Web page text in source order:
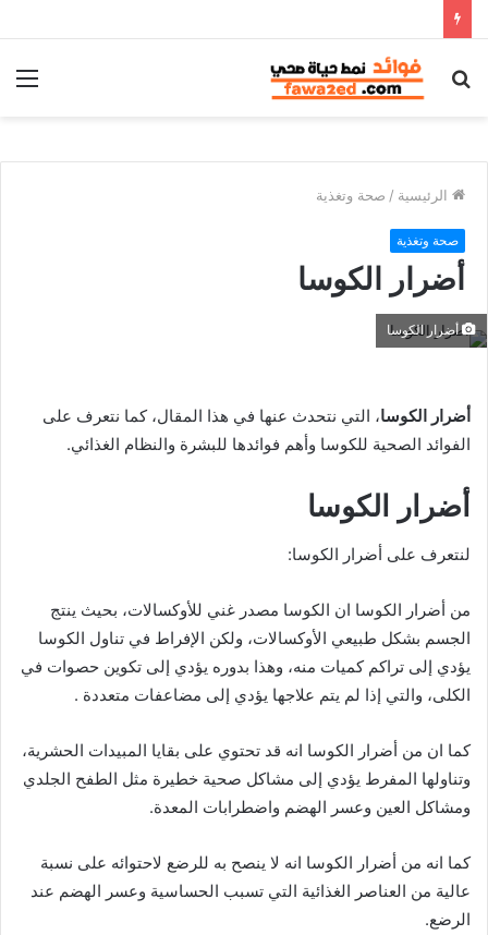
بحث
الرئيسية / صحة وتغذية
صحة وتغذية
أضرار الكوسا
أضرار الكوسا
أضرار الكوسا، التي نتحدث عنها في هذا المقال، كما نتعرف على
الفوائد الصحية للكوسا وأهم فوائدها للبشرة والنظام الغذائي.
أضرار الكوسا
لنتعرف على أضرار الكوسا:
من أضرار الكوسا ان الكوسا مصدر غني للأوكسالات، بحيث ينتج
الجسم بشكل طبيعي الأوكسالات، ولكن الإفراط في تناول الكوسا
يؤدي إلى تراكم كميات منه، وهذا بدوره يؤدي إلى تكوين حصوات في
الكلى، والتي إذا لم يتم علاجها يؤدي إلى مضاعفات متعددة .
كما ان من أضرار الكوسا انه قد تحتوي على بقايا المبيدات الحشرية،
وتناولها المفرط يؤدي إلى مشاكل صحية خطيرة مثل الطفح الجلدي
ومشاكل العين وعسر الهضم واضطرابات المعدة.
كما انه من أضرار الكوسا انه لا ينصح به للرضع لاحتوائه على نسبة
عالية من العناصر الغذائية التي تسبب الحساسية وعسر الهضم عند
الرضع.